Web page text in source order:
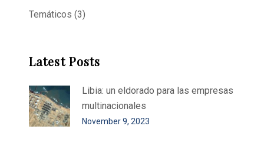
Temáticos (3)
Latest Posts
Libia: un eldorado para las empresas
multinacionales
November 9, 2023